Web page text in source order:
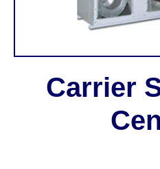
Carrier